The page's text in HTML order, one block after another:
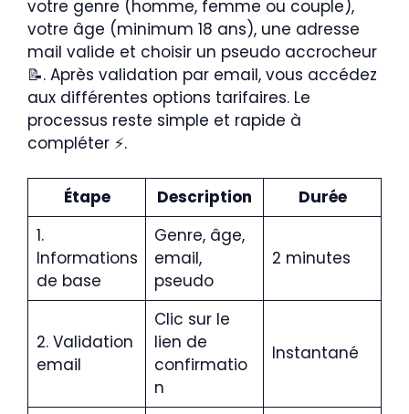
votre genre (homme, femme ou couple),
votre âge (minimum 18 ans), une adresse
mail valide et choisir un pseudo accrocheur
📝. Après validation par email, vous accédez
aux différentes options tarifaires. Le
processus reste simple et rapide à
compléter ⚡.
Étape Description
Durée
1.
Informations
de base
Genre, âge,
email,
pseudo
2 minutes
2. Validation
email
Clic sur le
lien de
confirmatio
n
Instantané